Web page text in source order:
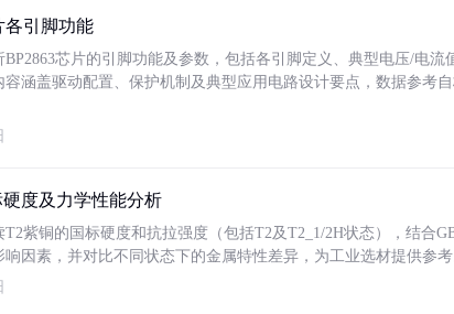
各引脚功能
BP2863芯片的引脚功能及参数，包括各引脚定义、典型电压/电
容涵盖驱动配置、保护机制及典型应用电路设计要点，数据参考
度及力学性能分析
紫铜的国标硬度和抗拉强度（包括T2及T2_1/2H状态），结合
因素，并对比不同状态下的金属特性差异，为工业选材提供参考